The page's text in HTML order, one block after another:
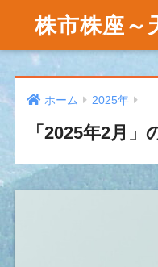
株市株座～
ホーム 2025年
「2025年2月」